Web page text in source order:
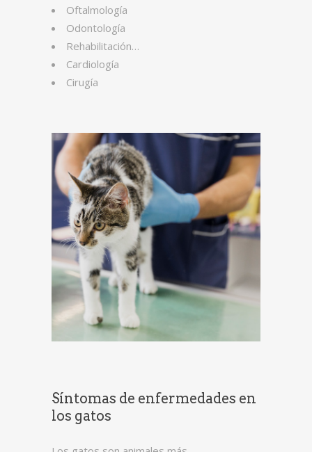
Oftalmología
Odontología
Rehabilitación…
Cardiología
Cirugía
Síntomas de enfermedades en
los gatos